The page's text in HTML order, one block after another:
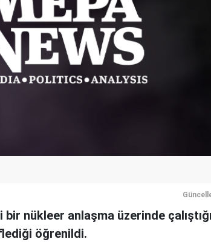
nükleer anlaşma üzerinde
öğrenildi.